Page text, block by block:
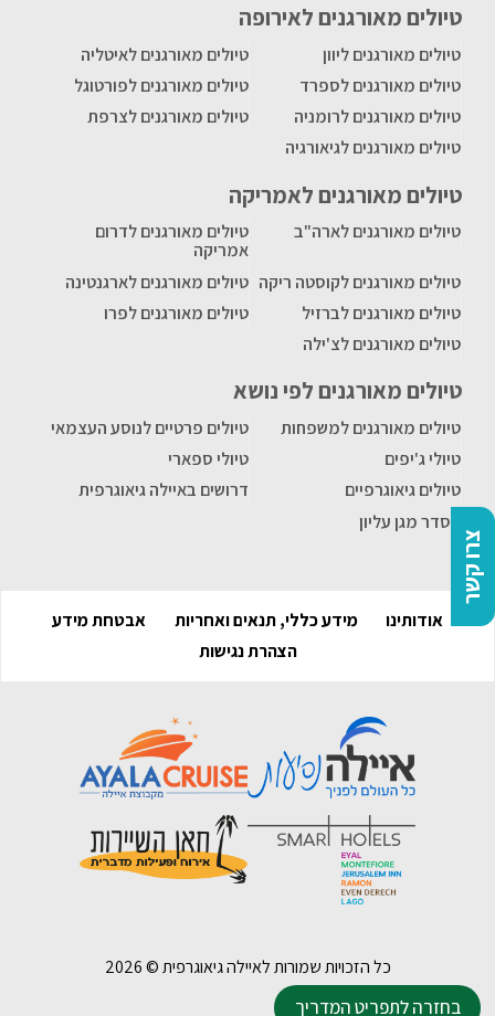
צרו קשר
בחזרה לתפריט המדריך
טיולים מאורגנים לאירופה
טיולים מאורגנים ליוון
טיולים מאורגנים לאיטליה
טיולים מאורגנים לספרד
טיולים מאורגנים לפורטוגל
טיולים מאורגנים לרומניה
טיולים מאורגנים לצרפת
טיולים מאורגנים לגיאורגיה
טיולים מאורגנים לאמריקה
טיולים מאורגנים לארה"ב
טיולים מאורגנים לדרום
אמריקה
טיולים מאורגנים לקוסטה ריקה טיולים מאורגנים לארגנטינה
טיולים מאורגנים לברזיל
טיולים מאורגנים לפרו
טיולים מאורגנים לצ'ילה
טיולים מאורגנים לפי נושא
טיולים מאורגנים למשפחות
טיולים פרטיים לנוסע העצמאי
טיולי ג'יפים
טיולי ספארי
טיולים גיאוגרפיים
דרושים באיילה גיאוגרפית
הסדר מגן עליון
אודותינו מידע כללי, תנאים ואחריות
אבטחת מידע
הצהרת נגישות
כל הזכויות שמורות לאיילה גיאוגרפית ©2026